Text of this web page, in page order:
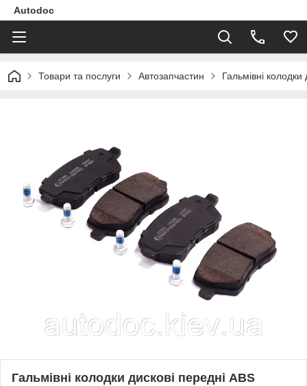
Autodoc
Товари та послуги Автозапчастин Гальмівні
Гальмівні колодки дискові передні ABS